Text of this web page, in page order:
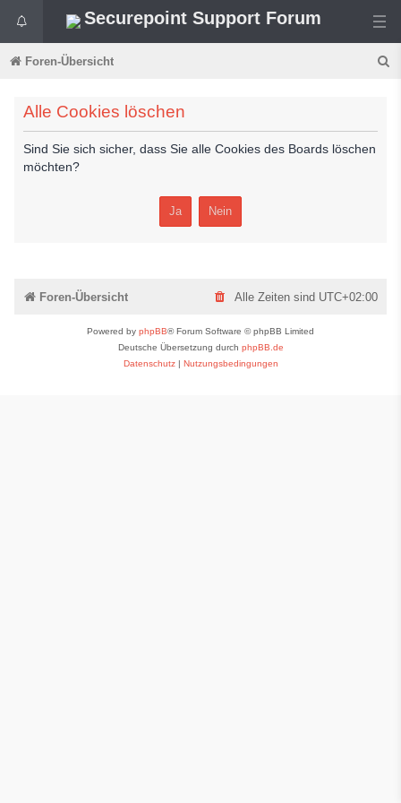
Securepoint Support Forum
Foren-Übersicht
Alle Cookies löschen
Sind Sie sich sicher, dass Sie alle Cookies des Boards löschen
möchten?
Foren-Übersicht Alle Zeiten sind UTC+02:00
Powered by phpBB® Forum Software © phpBB Limited
Deutsche Übersetzung durch phpBB.de
Datenschutz| Nutzungsbedingungen